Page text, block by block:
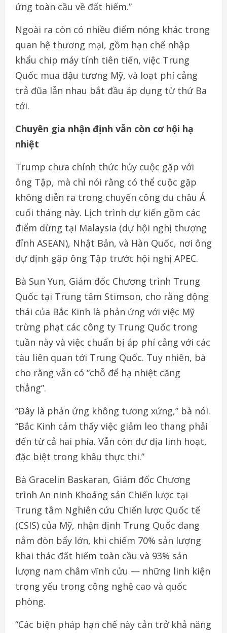
ứng toàn cầu về đất hiếm.”
Ngoài ra còn có nhiều điểm nóng khác trong
quan hệ thương mại, gồm hạn chế nhập
khẩu chip máy tính tiên tiến, việc Trung
Quốc mua đậu tương Mỹ, và loạt phí cảng
trả đũa lẫn nhau bắt đầu áp dụng từ thứ Ba
tới.
Chuyên gia nhận định vẫn còn cơ hội hạ
nhiệt
Trump chưa chính thức hủy cuộc gặp với
ông Tập, mà chỉ nói rằng có thể cuộc gặp
không diễn ra trong chuyến công du châu Á
cuối tháng này. Lịch trình dự kiến gồm các
điểm dừng tại Malaysia (dự hội nghị thượng
đỉnh ASEAN), Nhật Bản, và Hàn Quốc, nơi ông
dự định gặp ông Tập trước hội nghị APEC.
Bà Sun Yun, Giám đốc Chương trình Trung
Quốc tại Trung tâm Stimson, cho rằng động
thái của Bắc Kinh là phản ứng với việc Mỹ
trừng phạt các công ty Trung Quốc trong
tuần này và việc chuẩn bị áp phí cảng với các
tàu liên quan tới Trung Quốc. Tuy nhiên, bà
cho rằng vẫn có “chỗ để hạ nhiệt căng
thẳng”.
“Đây là phản ứng không tương xứng,” bà nói.
“Bắc Kinh cảm thấy việc giảm leo thang phải
đến từ cả hai phía. Vẫn còn dư địa linh hoạt,
đặc biệt trong khâu thực thi.”
Bà Gracelin Baskaran, Giám đốc Chương
trình An ninh Khoáng sản Chiến lược tại
Trung tâm Nghiên cứu Chiến lược Quốc tế
(CSIS) của Mỹ, nhận định Trung Quốc đang
nắm đòn bẩy lớn, khi chiếm 70% sản lượng
khai thác đất hiếm toàn cầu và 93% sản
lượng nam châm vĩnh cửu — những linh kiện
trọng yếu trong công nghệ cao và quốc
phòng.
“Các biện pháp hạn chế này cản trở khả năng